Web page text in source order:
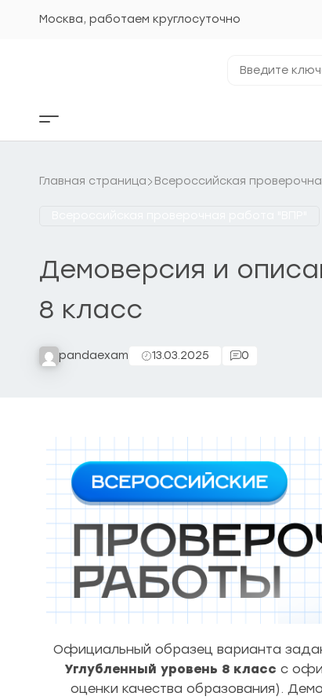
Москва, работаем круглосуточно
ключевые
Кнопка
бокового
Главная страница Всероссийская
Демоверсия и
8 класс
pandaexam 13.03.2025 0
Официальный образец варианта
Углубленный уровень 8 класс с
оценки качества образования).